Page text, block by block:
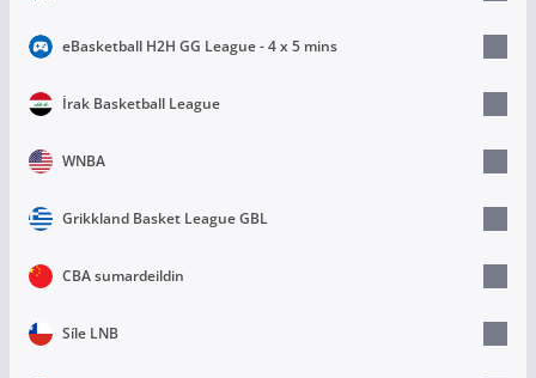
eBasketball H2H GG League - 4 x 5 mins
Írak Basketball League
WNBA
Grikkland Basket League GBL
CBA sumardeildin
Síle LNB